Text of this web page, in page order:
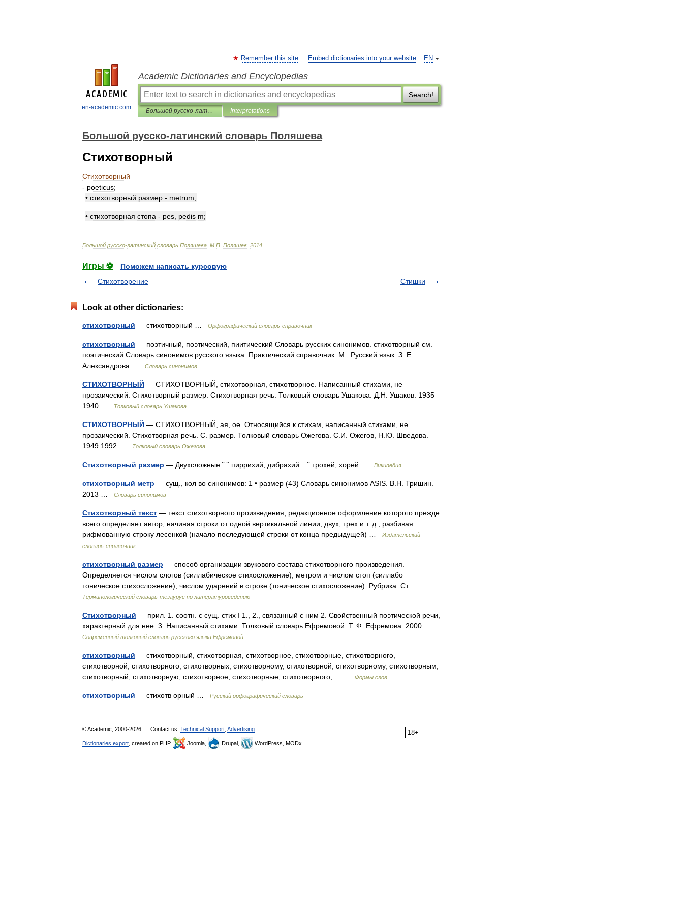
en-academic.com
EN
Remember this site Embed dictionaries into your website
Academic Dictionaries and Encyclopedias
Search!
Большой русско-латинский словарь Поляшева Interpretations
Большой русско-латинский словарь Поляшева
Стихотворный
Стихотворный
- poeticus;
• стихотворный размер - metrum;
• стихотворная стопа - pes pedis m;
Большой русско-латинский словарь Поляшева М П Поляшев 2014
Игры ⚽
Поможем написать курсовую
Стихотворение
Стишки
Look at other dictionaries:
стихотворный — стихотворный … Орфографический словарь-справочник
стихотворный — поэтичный, поэтический, пиитический Словарь русских синонимов. стихотворный см.
поэтический Словарь синонимов русского языка. Практический справочник. М.: Русский язык. З. Е.
Александрова …
Словарь синонимов
СТИХОТВОРНЫЙ — СТИХОТВОРНЫЙ, стихотворная, стихотворное. Написанный стихами, не
прозаический. Стихотворный размер. Стихотворная речь. Толковый словарь Ушакова. Д.Н. Ушаков. 1935
1940 …
Толковый словарь Ушакова
СТИХОТВОРНЫЙ — СТИХОТВОРНЫЙ, ая, ое. Относящийся к стихам, написанный стихами, не
прозаический. Стихотворная речь. С. размер. Толковый словарь Ожегова. С.И. Ожегов, Н.Ю. Шведова.
1949 1992 …
Толковый словарь Ожегова
Стихотворный размер — Двухсложные ˘ ˘ пиррихий, дибрахий ¯ ˘ трохей, хорей … Википедия
стихотворный метр — сущ., кол во синонимов: 1 • размер (43) Словарь синонимов ASIS. В.Н. Тришин.
2013 …
Словарь синонимов
Стихотворный текст — текст стихотворного произведения, редакционное оформление которого прежде
всего определяет автор, начиная строки от одной вертикальной линии, двух, трех и т. д., разбивая
рифмованную строку лесенкой (начало последующей строки от конца предыдущей) …
Издательский
словарь-справочник
стихотворный размер — способ организации звукового состава стихотворного произведения.
Определяется числом слогов (силлабическое стихосложение), метром и числом стоп (силлабо
тоническое стихосложение), числом ударений в строке (тоническое стихосложение). Рубрика: Ст …
Терминологический словарь-тезаурус по литературоведению
Стихотворный — прил. 1. соотн. с сущ. стих I 1., 2., связанный с ним 2. Свойственный поэтической речи,
характерный для нее. 3. Написанный стихами. Толковый словарь Ефремовой. Т. Ф. Ефремова. 2000 …
Современный толковый словарь русского языка Ефремовой
стихотворный — стихотворный, стихотворная, стихотворное, стихотворные, стихотворного,
стихотворной, стихотворного, стихотворных, стихотворному, стихотворной, стихотворному, стихотворным,
стихотворный, стихотворную, стихотворное, стихотворные, стихотворного,… …
Формы слов
стихотворный — стихотв орный … Русский орфографический словарь
18+
© Academic, 2000-2026 Contact us: Technical Support Advertising
Dictionaries export , created on PHP, Joomla, Drupal, WordPress, MODx.